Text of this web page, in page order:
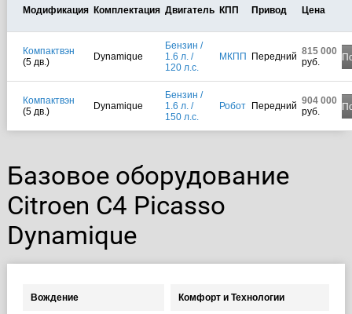
Модификация Комплектация Двигатель КПП Привод Цена
Компактвэн
(5 дв.)
Dynamique
Бензин /
1.6 л. /
120 л.с.
МКПП Передний 815 000
руб.
Компактвэн
(5 дв.)
Dynamique
Бензин /
1.6 л. /
150 л.с.
Робот Передний 904 000
руб.
Базовое оборудование
Citroen C4 Picasso
Dynamique
Вождение Комфорт и Технологии